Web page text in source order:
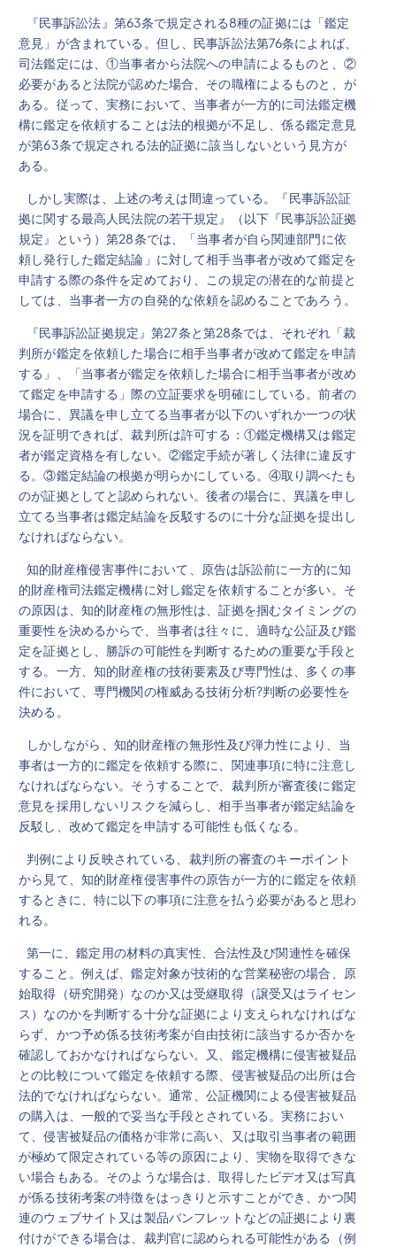
『民事訴訟法』第63条で規定される8種の証拠には「鑑定
意見」が含まれている。但し、民事訴訟法第76条によれば、
司法鑑定には、①当事者から法院への申請によるものと、②
必要があると法院が認めた場合、その職権によるものと、が
ある。従って、実務において、当事者が一方的に司法鑑定機
構に鑑定を依頼することは法的根拠が不足し、係る鑑定意見
が第63条で規定される法的証拠に該当しないという見方が
ある。
しかし実際は、上述の考えは間違っている。『民事訴訟証
拠に関する最高人民法院の若干規定』（以下『民事訴訟証拠
規定』という）第28条では、「当事者が自ら関連部門に依
頼し発行した鑑定結論」に対して相手当事者が改めて鑑定を
申請する際の条件を定めており、この規定の潜在的な前提と
しては、当事者一方の自発的な依頼を認めることであろう。
『民事訴訟証拠規定』第27条と第28条では、それぞれ「裁
判所が鑑定を依頼した場合に相手当事者が改めて鑑定を申請
する」、「当事者が鑑定を依頼した場合に相手当事者が改め
て鑑定を申請する」際の立証要求を明確にしている。前者の
場合に、異議を申し立てる当事者が以下のいずれか一つの状
況を証明できれば、裁判所は許可する：①鑑定機構又は鑑定
者が鑑定資格を有しない。②鑑定手続が著しく法律に違反す
る。③鑑定結論の根拠が明らかにしている。④取り調べたも
のが証拠としてと認められない。後者の場合に、異議を申し
立てる当事者は鑑定結論を反駁するのに十分な証拠を提出し
なければならない。
知的財産権侵害事件において、原告は訴訟前に一方的に知
的財産権司法鑑定機構に対し鑑定を依頼することが多い。そ
の原因は、知的財産権の無形性は、証拠を掴むタイミングの
重要性を決めるからで、当事者は往々に、適時な公証及び鑑
定を証拠とし、勝訴の可能性を判断するための重要な手段と
する。一方、知的財産権の技術要素及び専門性は、多くの事
件において、専門機関の権威ある技術分析?判断の必要性を
決める。
しかしながら、知的財産権の無形性及び弾力性により、当
事者は一方的に鑑定を依頼する際に、関連事項に特に注意し
なければならない。そうすることで、裁判所が審査後に鑑定
意見を採用しないリスクを減らし、相手当事者が鑑定結論を
反駁し、改めて鑑定を申請する可能性も低くなる。
判例により反映されている、裁判所の審査のキーポイント
から見て、知的財産権侵害事件の原告が一方的に鑑定を依頼
するときに、特に以下の事項に注意を払う必要があると思わ
れる。
第一に、鑑定用の材料の真実性、合法性及び関連性を確保
すること。例えば、鑑定対象が技術的な営業秘密の場合、原
始取得（研究開発）なのか又は受継取得（譲受又はライセン
ス）なのかを判断する十分な証拠により支えられなければな
らず、かつ予め係る技術考案が自由技術に該当するか否かを
確認しておかなければならない。又、鑑定機構に侵害被疑品
との比較について鑑定を依頼する際、侵害被疑品の出所は合
法的でなければならない。通常、公証機関による侵害被疑品
の購入は、一般的で妥当な手段とされている。実務におい
て、侵害被疑品の価格が非常に高い、又は取引当事者の範囲
が極めて限定されている等の原因により、実物を取得できな
い場合もある。そのような場合は、取得したビデオ又は写真
が係る技術考案の特徴をはっきりと示すことができ、かつ関
連のウェブサイト又は製品パンフレットなどの証拠により裏
付けができる場合は、裁判官に認められる可能性がある（例